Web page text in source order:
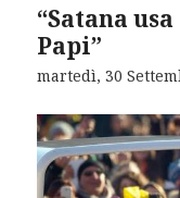
“Satana
Papi”
martedì, 30